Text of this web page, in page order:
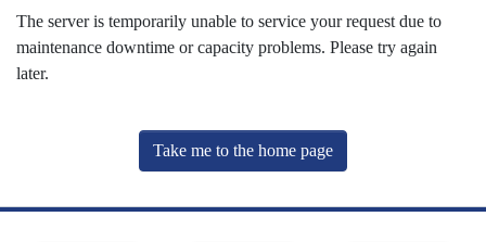
The server is temporarily unable to service your request due to
maintenance downtime or capacity problems. Please try again
later.
Take me to the home page